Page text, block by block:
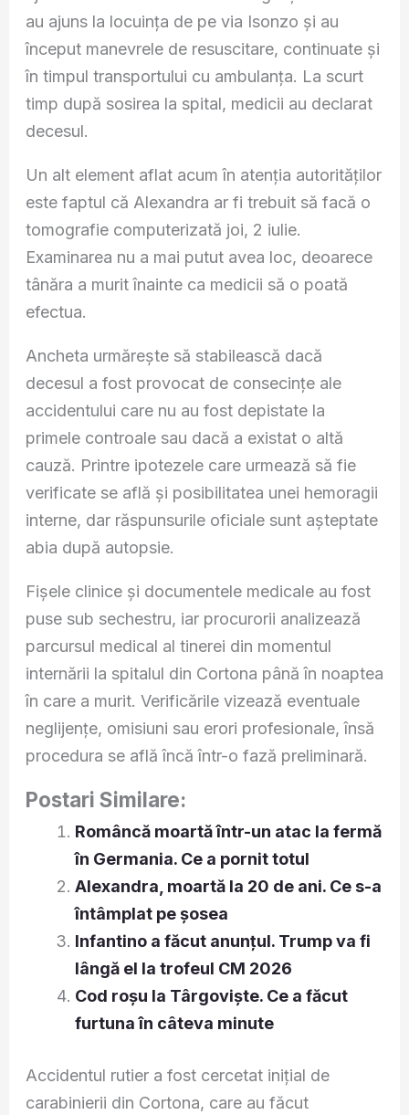
au ajuns la locuința de pe via Isonzo și au
început manevrele de resuscitare, continuate și
în timpul transportului cu ambulanța. La scurt
timp după sosirea la spital, medicii au declarat
decesul.
Un alt element aflat acum în atenția autorităților
este faptul că Alexandra ar fi trebuit să facă o
tomografie computerizată joi, 2 iulie.
Examinarea nu a mai putut avea loc, deoarece
tânăra a murit înainte ca medicii să o poată
efectua.
Ancheta urmărește să stabilească dacă
decesul a fost provocat de consecințe ale
accidentului care nu au fost depistate la
primele controale sau dacă a existat o altă
cauză. Printre ipotezele care urmează să fie
verificate se află și posibilitatea unei hemoragii
interne, dar răspunsurile oficiale sunt așteptate
abia după autopsie.
Fișele clinice și documentele medicale au fost
puse sub sechestru, iar procurorii analizează
parcursul medical al tinerei din momentul
internării la spitalul din Cortona până în noaptea
în care a murit. Verificările vizează eventuale
neglijențe, omisiuni sau erori profesionale, însă
procedura se află încă într-o fază preliminară.
Postari Similare:
Româncă moartă într-un atac la fermă
în Germania. Ce a pornit totul
Alexandra, moartă la 20 de ani. Ce s-a
întâmplat pe șosea
Infantino a făcut anunțul. Trump va fi
lângă el la trofeul CM 2026
Cod roșu la Târgoviște. Ce a făcut
furtuna în câteva minute
Accidentul rutier a fost cercetat inițial de
carabinierii din Cortona, care au făcut